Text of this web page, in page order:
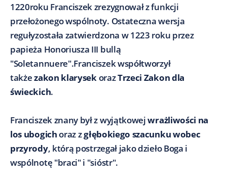
1220roku Franciszek zrezygnował z funkcji
przełożonego wspólnoty. Ostateczna wersja
regułyzostała zatwierdzona w 1223 roku przez
papieża Honoriusza III bullą
"Soletannuere".Franciszek współtworzył
takżezakon klarysekorazTrzeci Zakon dla
świeckich.
Franciszek znany był z wyjątkowejwrażliwości na
los ubogichoraz zgłębokiego szacunku wobec
przyrody, którą postrzegał jako dzieło Boga i
wspólnotę "braci" i "sióstr".